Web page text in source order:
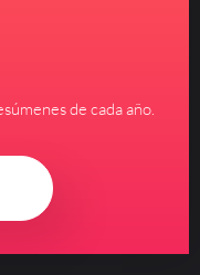
de cada año.